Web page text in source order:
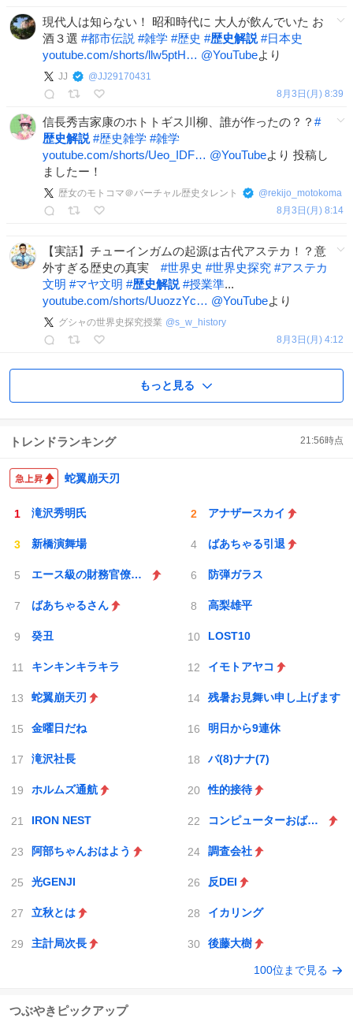
現代人は知らない！ 昭和時代に 大人が飲んでいた お
酒３選 #都市伝説 #雑学 #歴史 #歴史解説 #日本史
youtube.com/shorts/llw5ptH… @YouTubeより
JJ @JJ29170431
8月3日(月) 8:39
信長秀吉家康のホトトギス川柳、誰が作ったの？？ #
歴史解説 #歴史雑学 #雑学
youtube.com/shorts/Ueo_IDF… @YouTubeより 投稿し
ましたー！
歴女のモトコマ＠バーチャル歴史タレント @rekijo_motokoma
8月3日(月) 8:14
【実話】チューインガムの起源は古代アステカ！？意
外すぎる歴史の真実 #世界史 #世界史探究 #アステカ
文明 #マヤ文明 #歴史解説 #授業準...
youtube.com/shorts/UuozzYc… @YouTubeより
グシャの世界史探究授業 @s_w_history
8月3日(月) 4:12
もっと見る
トレンドランキング 21:56時点
蛇翼崩天刃
滝沢秀明氏 アナザースカイ
新橋演舞場 ばあちゃる引退
エース級の財務官僚が異例転出へ 防弾ガラス
ばあちゃるさん 高梨雄平
癸丑 LOST10
キンキンキラキラ イモトアヤコ
蛇翼崩天刃 残暑お見舞い申し上げます
金曜日だね 明日から9連休
滝沢社長 バ(8)ナナ(7)
ホルムズ通航 性的接待
IRON NEST コンピューターおばあちゃん
阿部ちゃんおはよう 調査会社
光GENJI 反DEI
立秋とは イカリング
主計局次長 後藤大樹
100位まで見る
つぶやきピックアップ